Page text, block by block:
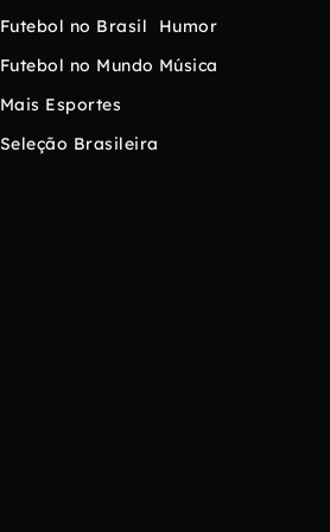
Futebol no Brasil
Futebol no Mundo
Mais Esportes
Seleção Brasileira
Humor
Música